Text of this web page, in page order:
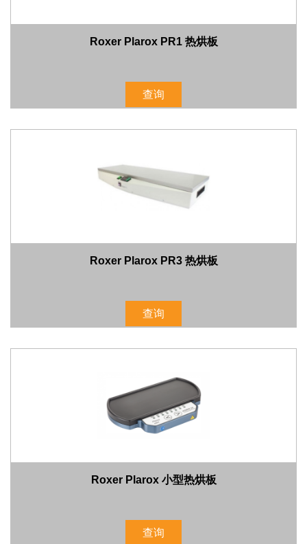
Roxer Plarox PR1 热烘板
查询
Roxer Plarox PR3 热烘板
查询
Roxer Plarox 小型热烘板
查询